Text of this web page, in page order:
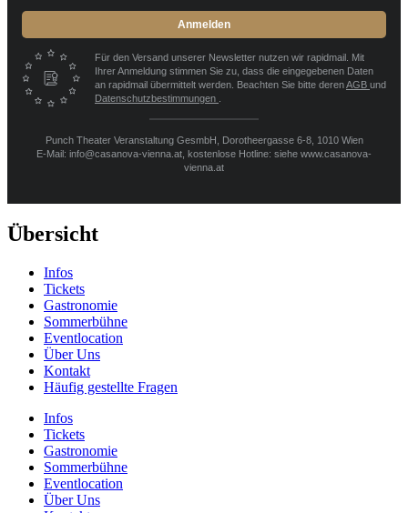
Anmelden
Für den Versand unserer Newsletter nutzen wir rapidmail. Mit
Ihrer Anmeldung stimmen Sie zu, dass die eingegebenen Daten
an rapidmail übermittelt werden. Beachten Sie bitte derenAGB und
Datenschutzbestimmungen
Punch Theater Veranstaltung GesmbH, Dorotheergasse 6-8, 1010 Wien
E-Mail: info@casanova-vienna.at, kostenlose Hotline: siehe www.casanova-
vienna.at
Übersicht
Infos
Tickets
Gastronomie
Sommerbühne
Eventlocation
Über Uns
Kontakt
Häufig gestellte Fragen
Infos
Tickets
Gastronomie
Sommerbühne
Eventlocation
Über Uns